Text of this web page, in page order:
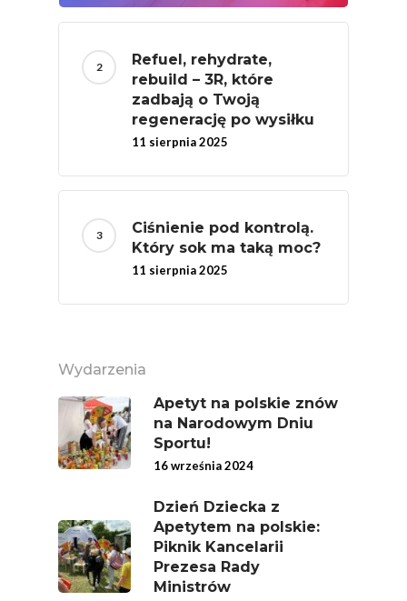
Refuel, rehydrate,
rebuild – 3R, które
zadbają o Twoją
regenerację po wysiłku
11 sierpnia 2025
Ciśnienie pod kontrolą.
Który sok ma taką moc?
11 sierpnia 2025
Wydarzenia
Apetyt na polskie znów
na Narodowym Dniu
Sportu!
16 września 2024
Dzień Dziecka z
Apetytem na polskie:
Piknik Kancelarii
Prezesa Rady
Ministrów